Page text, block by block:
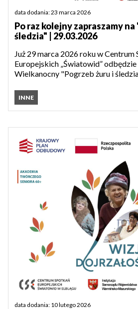
data dodania: 23 marca 2026
Po raz kolejny zapraszamy
śledzia" | 29.03.2026
Już 29 marca 2026 roku w Centrum
Europejskich „Światowid”
Wielkanocny "Pogrzeb żuru i
INNE
data dodania: 10 lutego 2026